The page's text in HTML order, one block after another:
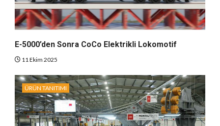
E-5000’den Sonra CoCo Elektrikli Lokomotif
11 Ekim 2025
ÜRÜN TANITIMI